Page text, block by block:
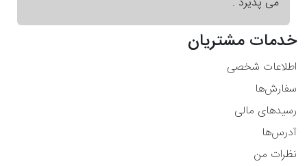
خدمات مشتریان
اطلاعات شخصی
سفارش‌ها
رسیدهای مالی
آدرس‌ها
نظرات من